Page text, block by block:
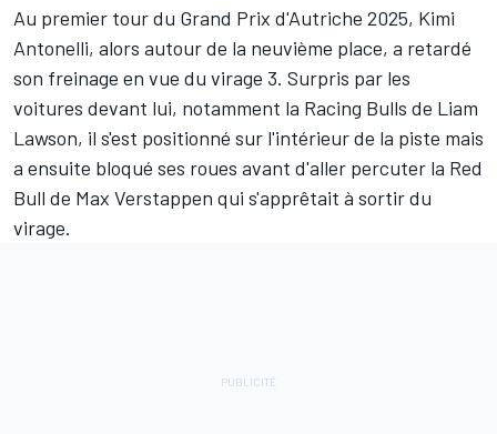
Au premier tour du Grand Prix d'Autriche 2025, Kimi
Antonelli, alors autour de la neuvième place, a retardé
son freinage en vue du virage 3. Surpris par les
voitures devant lui, notamment la Racing Bulls de Liam
Lawson, il s'est positionné sur l'intérieur de la piste mais
a ensuite bloqué ses roues avant d'aller percuter la Red
Bull de Max Verstappen qui s'apprêtait à sortir du
virage.